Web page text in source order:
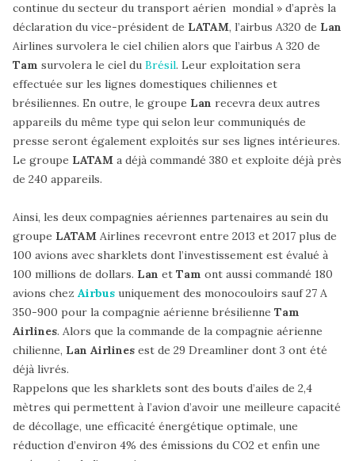
continue du secteur du transport aérien mondial » d’après la
déclaration du vice-président de LATAM, l’airbus A320 de Lan
Airlines survolera le ciel chilien alors que l’airbus A 320 de
Tam survolera le ciel du Brésil. Leur exploitation sera
effectuée sur les lignes domestiques chiliennes et
brésiliennes. En outre, le groupe Lan recevra deux autres
appareils du même type qui selon leur communiqués de
presse seront également exploités sur ses lignes intérieures.
Le groupe LATAM a déjà commandé 380 et exploite déjà près
de 240 appareils.
Ainsi, les deux compagnies aériennes partenaires au sein du
groupe LATAM Airlines recevront entre 2013 et 2017 plus de
100 avions avec sharklets dont l’investissement est évalué à
100 millions de dollars. Lan et Tam ont aussi commandé 180
avions chez Airbus uniquement des monocouloirs sauf 27 A
350-900 pour la compagnie aérienne brésilienne Tam
Airlines. Alors que la commande de la compagnie aérienne
chilienne, Lan Airlines est de 29 Dreamliner dont 3 ont été
déjà livrés.
Rappelons que les sharklets sont des bouts d’ailes de 2,4
mètres qui permettent à l’avion d’avoir une meilleure capacité
de décollage, une efficacité énergétique optimale, une
réduction d’environ 4% des émissions du CO2 et enfin une